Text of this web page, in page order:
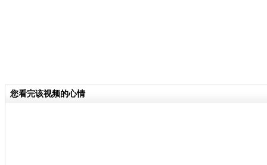
您看完该视频的心情